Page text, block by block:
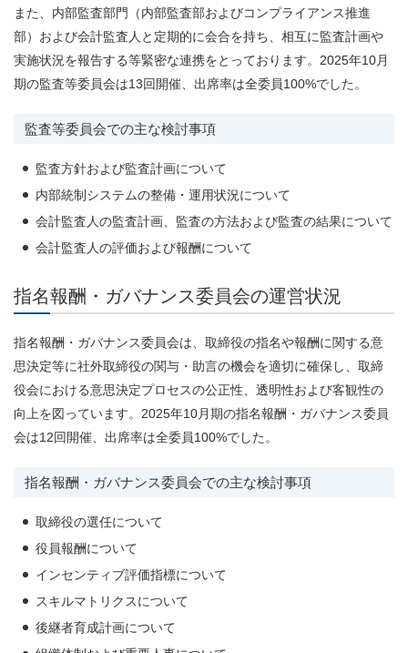
また、内部監査部門（内部監査部およびコンプライアンス推進
部）および会計監査人と定期的に会合を持ち、相互に監査計画や
実施状況を報告する等緊密な連携をとっております。2025年10月
期の監査等委員会は13回開催、出席率は全委員100%でした。
監査等委員会での主な検討事項
監査方針および監査計画について
内部統制システムの整備・運用状況について
会計監査人の監査計画、監査の方法および監査の結果について
会計監査人の評価および報酬について
指名報酬・ガバナンス委員会の運営状況
指名報酬・ガバナンス委員会は、取締役の指名や報酬に関する意
思決定等に社外取締役の関与・助言の機会を適切に確保し、取締
役会における意思決定プロセスの公正性、透明性および客観性の
向上を図っています。2025年10月期の指名報酬・ガバナンス委員
会は12回開催、出席率は全委員100%でした。
指名報酬・ガバナンス委員会での主な検討事項
取締役の選任について
役員報酬について
インセンティブ評価指標について
スキルマトリクスについて
後継者育成計画について